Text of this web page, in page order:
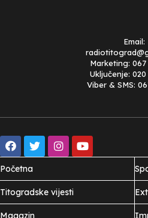
Email:
Marketing: 067
Uključenje:
Viber & SMS:
Početna
Titogradske vijesti
Magazin